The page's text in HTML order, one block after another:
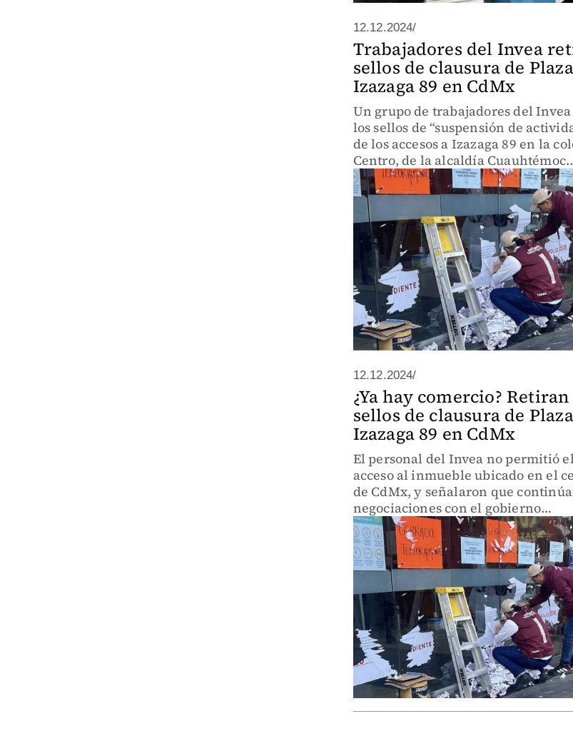
12.12.2024/
Trabajadores del Invea
sellos de clausura de Plaza
Izazaga 89 en CdMx
Un grupo de trabajadores del
los sellos de “suspensión de
de los accesos a Izazaga 89 en la
Centro, de la alcaldía Cuauhtémoc.
Además, señalaron que continúan
negociaciones con el gobierno
capitalino.
12.12.2024/
¿Ya hay comercio? Retiran
sellos de clausura de Plaza
Izazaga 89 en CdMx
El personal del Invea no permitió
acceso al inmueble ubicado en el
de CdMx, y señalaron que
negociaciones con el gobierno
capitalino.